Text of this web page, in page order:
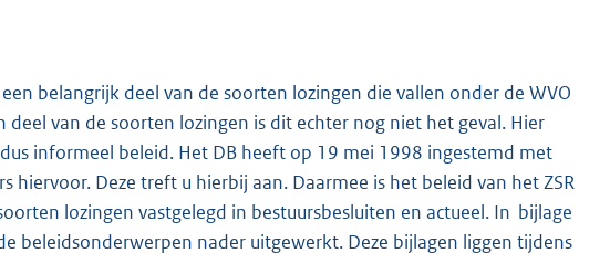
belangrijk deel van de soorten lozingen die vallen onder de WVO
deel van de soorten lozingen is dit echter nog niet het geval. Hier
informeel beleid. Het DB heeft op 19 mei 1998 ingestemd met
Deze treft u hierbij aan. Daarmee is het beleid van het ZSR
lozingen vastgelegd in bestuursbesluiten en actueel. In bijlage
beleidsonderwerpen nader uitgewerkt. Deze bijlagen liggen tijdens